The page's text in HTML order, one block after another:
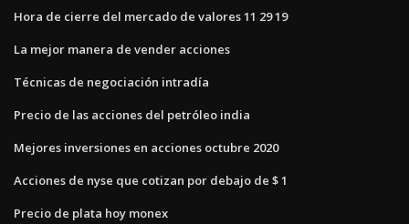
Hora de cierre del mercado de valores 11 29 19
La mejor manera de vender acciones
Técnicas de negociación intradía
Precio de las acciones del petróleo india
Mejores inversiones en acciones octubre 2020
Acciones de nyse que cotizan por debajo de $ 1
Precio de plata hoy monex